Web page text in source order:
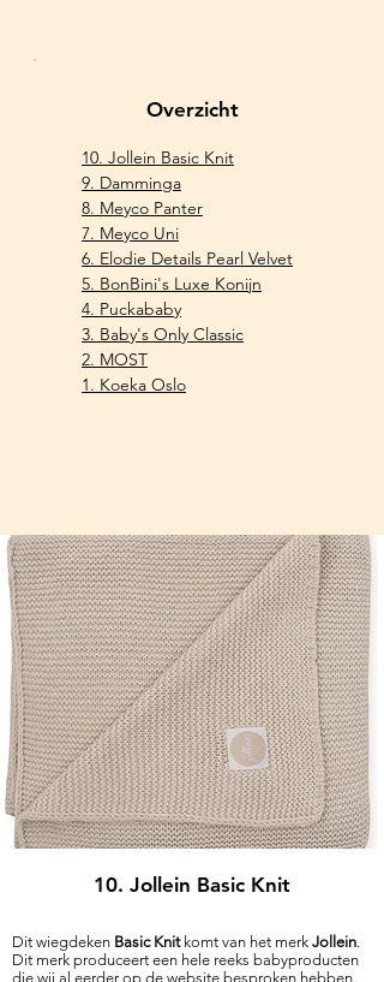
Overzicht
10. Jollein Basic Knit
9. Damminga
8. Meyco Panter​
7. Meyco Uni
6. Elodie Details Pearl Velvet
5. BonBini's Luxe Konijn
4. Puckababy
3. Baby's Only Classic
2. MOST
1. Koeka Oslo
10. Jollein Basic Knit
Dit wiegdeken Basic Knitkomt van het merk Jollein.
Dit merk produceert een hele reeks babyproducten
die wij al eerder op de website besproken hebben.